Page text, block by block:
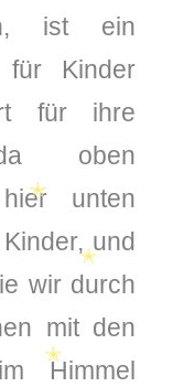
ist ein
für Kinder
für ihre
oben
unten
und
wir durch
mit den
Himmel
✭